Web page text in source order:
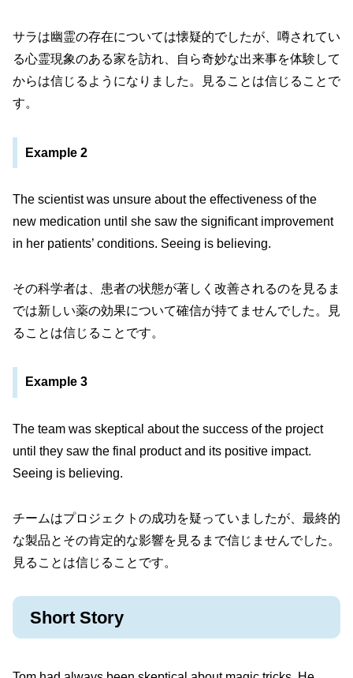
サラは幽霊の存在については懐疑的でしたが、噂されてい
る心霊現象のある家を訪れ、自ら奇妙な出来事を体験して
からは信じるようになりました。見ることは信じることで
す。
Example 2
The scientist was unsure about the effectiveness of the
new medication until she saw the significant improvement
in her patients’ conditions. Seeing is believing.
その科学者は、患者の状態が著しく改善されるのを見るま
では新しい薬の効果について確信が持てませんでした。見
ることは信じることです。
Example 3
The team was skeptical about the success of the project
until they saw the final product and its positive impact.
Seeing is believing.
チームはプロジェクトの成功を疑っていましたが、最終的
な製品とその肯定的な影響を見るまで信じませんでした。
見ることは信じることです。
Short Story